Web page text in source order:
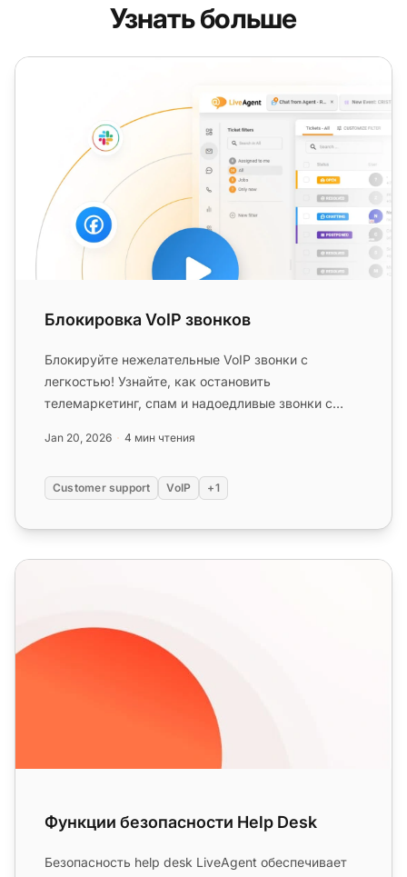
Узнать больше
Блокировка VoIP звонков
Блокировка VoIP звонков
Блокируйте нежелательные VoIP звонки с
легкостью! Узнайте, как остановить
телемаркетинг, спам и надоедливые звонки с
Попробуйте...
Jan 20, 2026 4 мин чтения
Customer support VoIP +1
Функции безопасности Help Desk
Функции безопасности Help Desk
Безопасность help desk LiveAgent обеспечивает